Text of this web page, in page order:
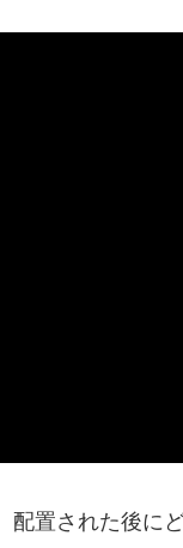
置された後に